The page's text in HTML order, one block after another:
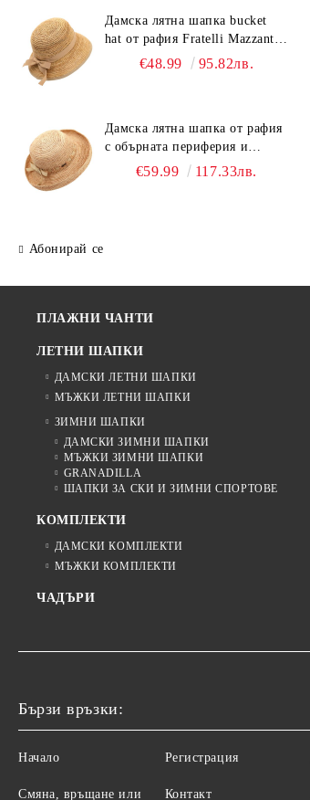
Дамска лятна шапка bucket
hat от рафия Fratelli Mazzanti |
Светлокафяв
€48.99 95.82лв.
Дамска лятна шапка от рафия
с обърната периферия и
бежова лента Fratelli Mazzanti
€59.99 117.33лв.
Абонирай се
ПЛАЖНИ ЧАНТИ
ЛЕТНИ ШАПКИ
ДАМСКИ ЛЕТНИ ШАПКИ
МЪЖКИ ЛЕТНИ ШАПКИ
ЗИМНИ ШАПКИ
ДАМСКИ ЗИМНИ ШАПКИ
МЪЖКИ ЗИМНИ ШАПКИ
GRANADILLA
ШАПКИ ЗА СКИ И ЗИМНИ СПОРТОВЕ
КОМПЛЕКТИ
ДАМСКИ КОМПЛЕКТИ
МЪЖКИ КОМПЛЕКТИ
ЧАДЪРИ
Бързи връзки:
Начало
Смяна, връщане или
Регистрация
Контакт